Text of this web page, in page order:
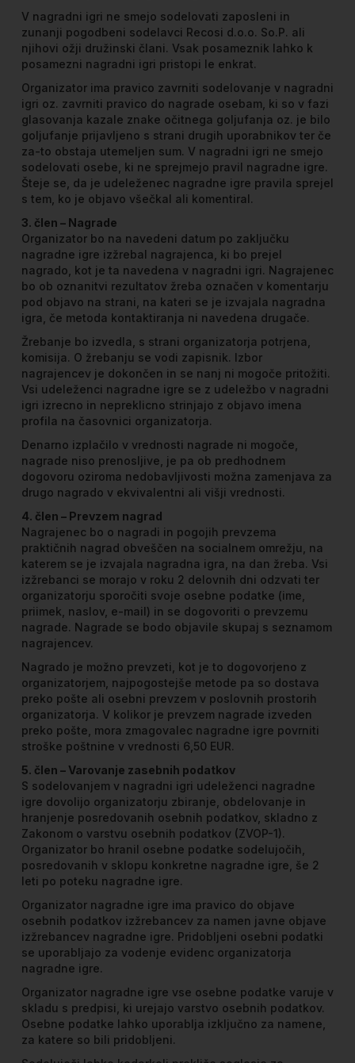
V nagradni igri ne smejo sodelovati zaposleni in
zunanji pogodbeni sodelavci Recosi d.o.o. So.P. ali
njihovi ožji družinski člani. Vsak posameznik lahko k
posamezni nagradni igri pristopi le enkrat.
Organizator ima pravico zavrniti sodelovanje v nagradni
igri oz. zavrniti pravico do nagrade osebam, ki so v fazi
glasovanja kazale znake očitnega goljufanja oz. je bilo
goljufanje prijavljeno s strani drugih uporabnikov ter če
za-to obstaja utemeljen sum. V nagradni igri ne smejo
sodelovati osebe, ki ne sprejmejo pravil nagradne igre.
Šteje se, da je udeleženec nagradne igre pravila sprejel
s tem, ko je objavo všečkal ali komentiral.
3. člen – Nagrade
Organizator bo na navedeni datum po zaključku
nagradne igre izžrebal nagrajenca, ki bo prejel
nagrado, kot je ta navedena v nagradni igri. Nagrajenec
bo ob oznanitvi rezultatov žreba označen v komentarju
pod objavo na strani, na kateri se je izvajala nagradna
igra, če metoda kontaktiranja ni navedena drugače.
Žrebanje bo izvedla, s strani organizatorja potrjena,
komisija. O žrebanju se vodi zapisnik. Izbor
nagrajencev je dokončen in se nanj ni mogoče pritožiti.
Vsi udeleženci nagradne igre se z udeležbo v nagradni
igri izrecno in nepreklicno strinjajo z objavo imena
profila na časovnici organizatorja.
Denarno izplačilo v vrednosti nagrade ni mogoče,
nagrade niso prenosljive, je pa ob predhodnem
dogovoru oziroma nedobavljivosti možna zamenjava za
drugo nagrado v ekvivalentni ali višji vrednosti.
4. člen – Prevzem nagrad
Nagrajenec bo o nagradi in pogojih prevzema
praktičnih nagrad obveščen na socialnem omrežju, na
katerem se je izvajala nagradna igra, na dan žreba. Vsi
izžrebanci se morajo v roku 2 delovnih dni odzvati ter
organizatorju sporočiti svoje osebne podatke (ime,
priimek, naslov, e-mail) in se dogovoriti o prevzemu
nagrade. Nagrade se bodo objavile skupaj s seznamom
nagrajencev.
Nagrado je možno prevzeti, kot je to dogovorjeno z
organizatorjem, najpogostejše metode pa so dostava
preko pošte ali osebni prevzem v poslovnih prostorih
organizatorja. V kolikor je prevzem nagrade izveden
preko pošte, mora zmagovalec nagradne igre povrniti
stroške poštnine v vrednosti 6,50 EUR.
5. člen – Varovanje zasebnih podatkov
S sodelovanjem v nagradni igri udeleženci nagradne
igre dovolijo organizatorju zbiranje, obdelovanje in
hranjenje posredovanih osebnih podatkov, skladno z
Zakonom o varstvu osebnih podatkov (ZVOP-1).
Organizator bo hranil osebne podatke sodelujočih,
posredovanih v sklopu konkretne nagradne igre, še 2
leti po poteku nagradne igre.
Organizator nagradne igre ima pravico do objave
osebnih podatkov izžrebancev za namen javne objave
izžrebancev nagradne igre. Pridobljeni osebni podatki
se uporabljajo za vodenje evidenc organizatorja
nagradne igre.
Organizator nagradne igre vse osebne podatke varuje v
skladu s predpisi, ki urejajo varstvo osebnih podatkov.
Osebne podatke lahko uporablja izključno za namene,
za katere so bili pridobljeni.